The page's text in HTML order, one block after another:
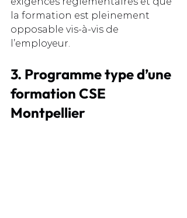
la formation est pleinement
opposable vis-à-vis de
l’employeur.
3. Programme type d’une
formation CSE
Montpellier